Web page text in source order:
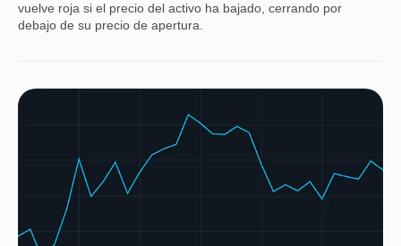
vuelve roja si el precio del activo ha bajado, cerrando por
debajo de su precio de apertura.